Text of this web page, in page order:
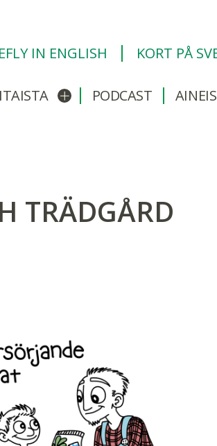
IN ENGLISH
KORT PÅ
Avaa/sulje alavalikko
PODCAST
TRÄDGÅRD